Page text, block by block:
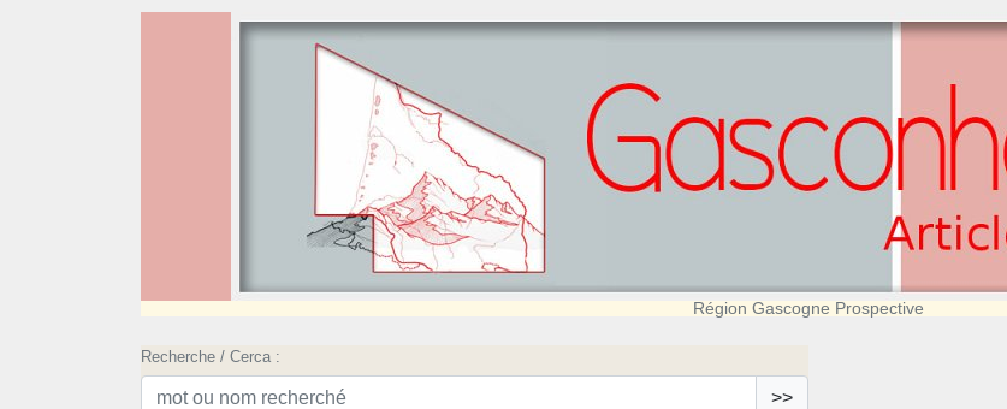
Région Gascogne Prospective
Recherche / Cerca :
>>